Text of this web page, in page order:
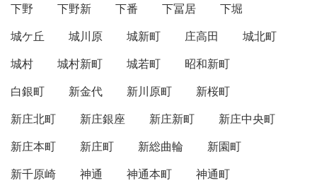
下野
下野新 下番 下冨居
下堀
城ケ丘
城川原 城新町 庄高田
城北町
城村
城村新町 城若町
昭和新町
白銀町
新金代 新川原町
新桜町
新庄北町
新庄銀座 新庄新町
新庄中央町
新庄本町
新庄町 新総曲輪
新園町
新千原崎
神通 神通本町
神通町